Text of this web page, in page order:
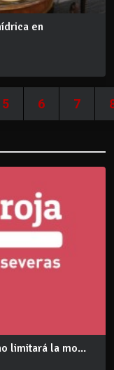
en
5 6 7
limitará la mo...